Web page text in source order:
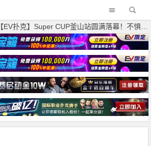
【EV扑克】Super CUP釜山站圆满落幕！不惧日韩，中国选手曹庭嘉逆势突围，登顶主赛冠军！